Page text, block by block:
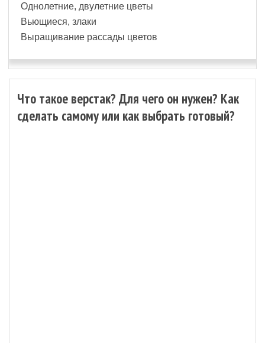
Однолетние, двулетние цветы
Вьющиеся, злаки
Выращивание рассады цветов
Что такое верстак? Для чего он нужен? Как
сделать самому или как выбрать готовый?